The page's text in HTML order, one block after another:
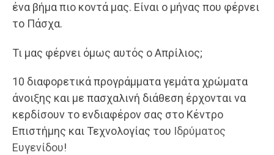
ένα βήμα πιο κοντά μας. Είναι ο μήνας που φέρνει
το Πάσχα.
Τι μας φέρνει όμως αυτός ο Απρίλιος;
10 διαφορετικά προγράμματα γεμάτα χρώματα
άνοιξης και με πασχαλινή διάθεση έρχονται να
κερδίσουν το ενδιαφέρον σας στο Κέντρο
Επιστήμης και Τεχνολογίας του Ιδρύματος
Ευγενίδου!